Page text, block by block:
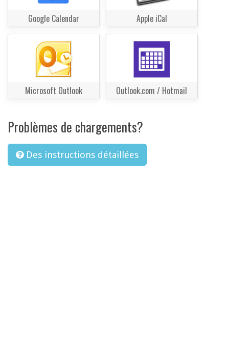
Google Calendar Apple iCal
Microsoft Outlook Outlook.com / Hotmail
Problèmes de chargements?
Des instructions détaillées